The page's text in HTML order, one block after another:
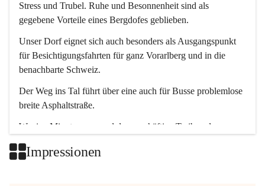
Stress und Trubel. Ruhe und Besonnenheit sind als
gegebene Vorteile eines Bergdofes geblieben.
Unser Dorf eignet sich auch besonders als Ausgangspunkt
für Besichtigungsfahrten für ganz Vorarlberg und in die
benachbarte Schweiz.
Der Weg ins Tal führt über eine auch für Busse problemlose
breite Asphaltstraße.
Wenige Minuten nur, und das geschäftige Treiben der
Impressionen